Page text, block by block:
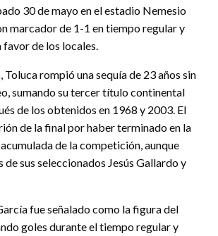
30 de mayo en el estadio Nemesio
marcador de 1-1 en tiempo regular y
de los locales.
rompió una sequía de 23 años sin
sumando su tercer título continental
de los obtenidos en 1968 y 2003. El
de la final por haber terminado en la
de la competición, aunque
de sus seleccionados Jesús Gallardo y
fue señalado como la figura del
goles durante el tiempo regular y